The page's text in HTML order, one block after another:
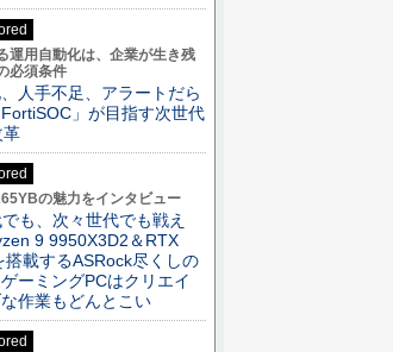
運用自動化は、企業が生き残
必須条件
人手不足、アラートだら
」が目指す次世代
革
の魅力をインタビュー
も、次々世代でも戦え
9 9950X3D2＆RTX
搭載するASRock尽くしの
ゲーミングPCはクリエイ
作業もどんとこい